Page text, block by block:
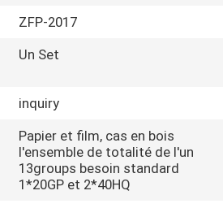
ZFP-2017
Un Set
inquiry
Papier et film, cas en bois
l'ensemble de totalité de l'un
13groups besoin standard
1*20GP et 2*40HQ